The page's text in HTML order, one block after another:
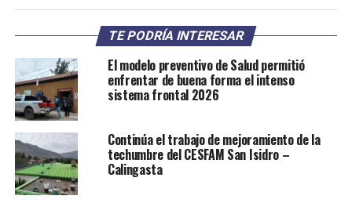
TE PODRÍA INTERESAR
El modelo preventivo de Salud permitió
enfrentar de buena forma el intenso
sistema frontal 2026
Continúa el trabajo de mejoramiento de la
techumbre del CESFAM San Isidro –
Calingasta